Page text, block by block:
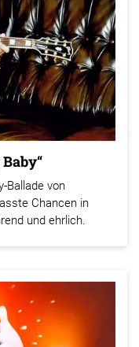
Ballade von
Chancen in
und ehrlich.